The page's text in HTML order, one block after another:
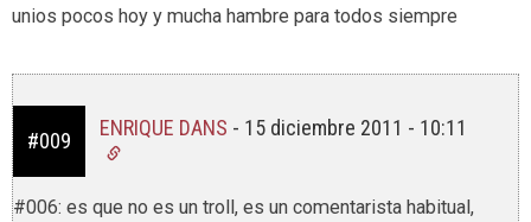
unios pocos hoy y mucha hambre para todos siempre
#009
ENRIQUE DANS - 15 diciembre 2011 - 10:11
#006: es que no es un troll, es un comentarista habitual,